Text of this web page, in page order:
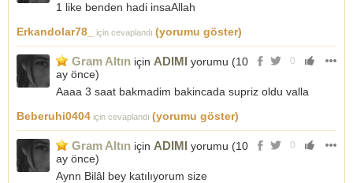
1 like benden hadi insaAllah
Erkandolar78_
için cevaplandı (yorumu göster)
0
Gram Altın için ADIMI yorumu (10
ay önce)
Aaaa 3 saat bakmadim bakincada supriz oldu valla
Beberuhi0404 için cevaplandı (yorumu göster)
0
Gram Altın için ADIMI yorumu (10
ay önce)
Aynn Bilâl bey katılıyorum size